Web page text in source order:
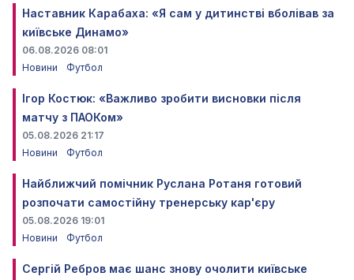
Наставник Карабаха: «Я сам у дитинстві вболівав за
київське Динамо»
06.08.2026 08:01
Новини
Футбол
Ігор Костюк: «Важливо зробити висновки після
матчу з ПАОКом»
05.08.2026 21:17
Новини
Футбол
Найближчий помічник Руслана Ротаня готовий
розпочати самостійну тренерську кар'єру
05.08.2026 19:01
Новини
Футбол
Сергій Ребров має шанс знову очолити київське